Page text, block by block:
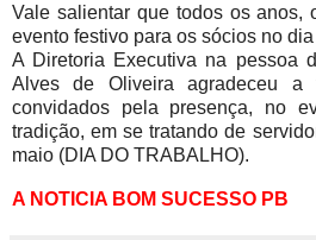
Vale salientar que todos os anos,
evento festivo para os sócios no
A Diretoria Executiva na pessoa
Alves de Oliveira agradeceu a
convidados pela presença, no
tradição, em se tratando de
maio (DIA DO TRABALHO).
A NOTICIA BOM SUCESSO PB